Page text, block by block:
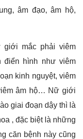
âm đạo, âm hộ,
giới mắc phải viêm
điển hình như viêm
kinh nguyệt, viêm
âm hộ… Nữ giới
giai đoạn dậy thì là
, đặc biệt là những
căn bệnh này cũng